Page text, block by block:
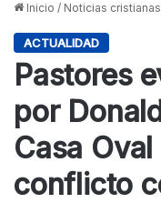
Inicio / Noticias cristianas
ACTUALIDAD
Pastores
por
Casa
conflicto